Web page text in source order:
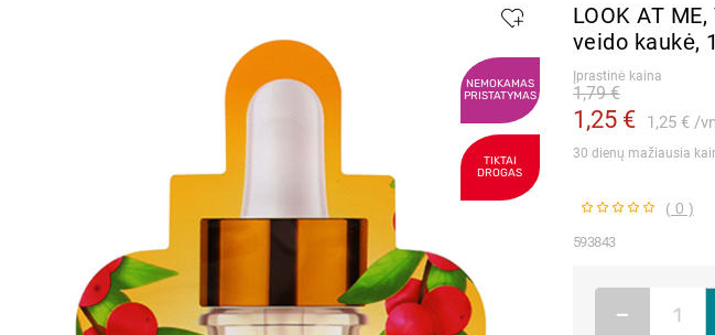
NEMOKAMAS
PRISTATYMAS
TIKTAI
DROGAS
LOOK AT
veido kaukė,
Įprastinė kaina
1,25 € 1,25 €
1,79 €
30 dienų mažiausia
( 0 )
593843
–